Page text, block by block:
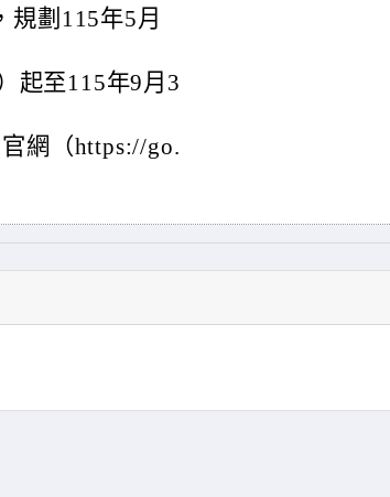
劃115年5月
起至115年9月3
網（https://go.